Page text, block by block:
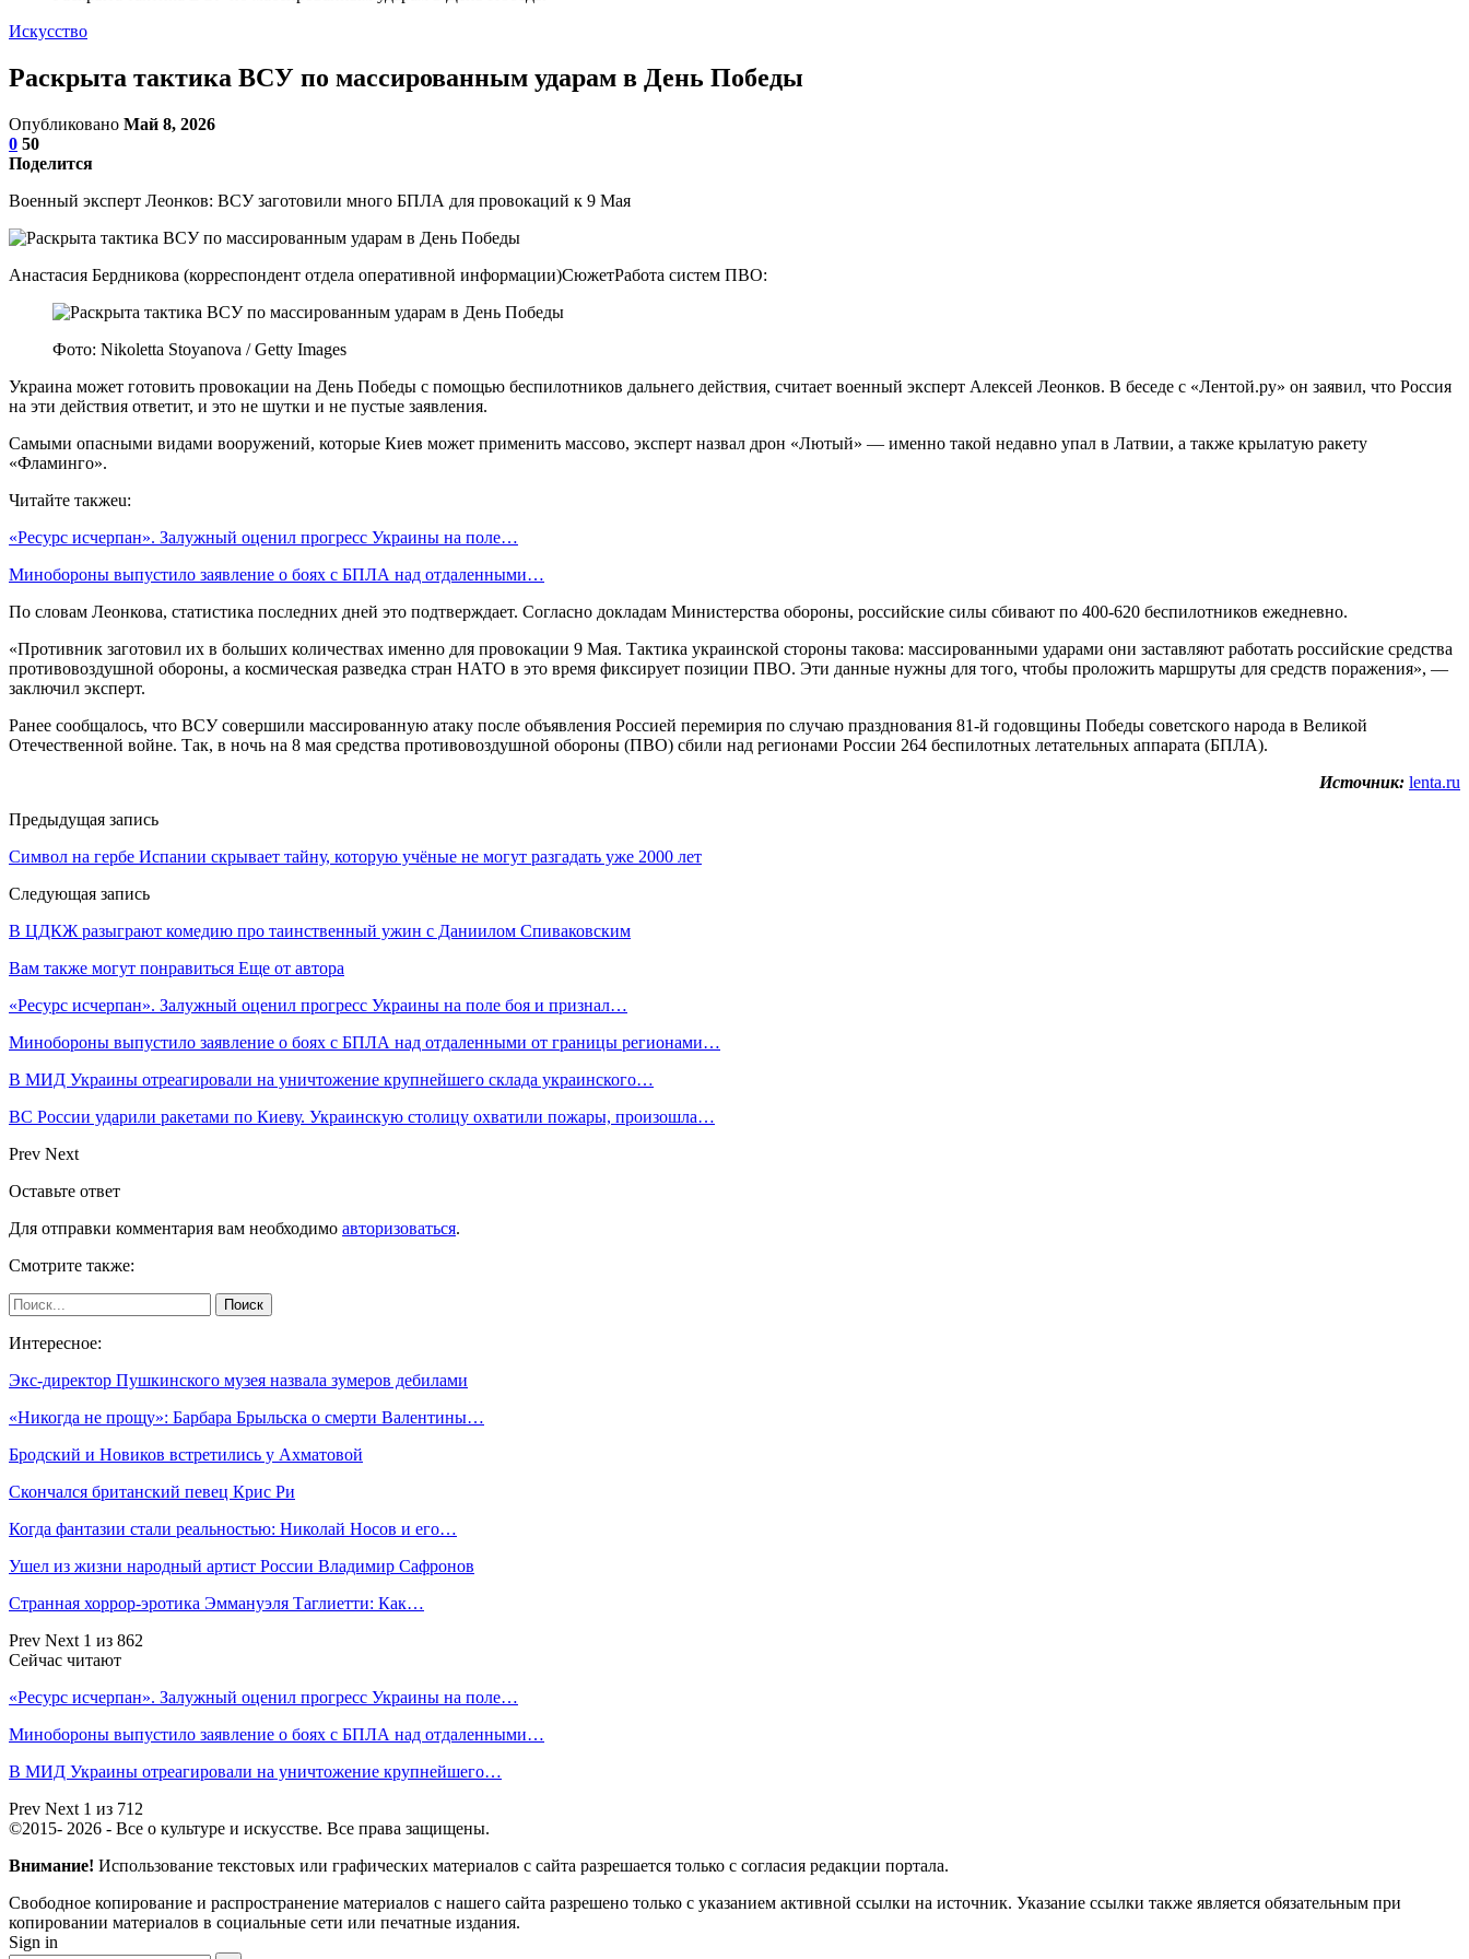
Искусство
Раскрыта тактика ВСУ по массированным ударам в День Победы
Опубликовано Май 8, 2026
0 50
Поделится
Военный эксперт Леонков: ВСУ заготовили много БПЛА для провокаций к 9 Мая
Анастасия Бердникова (корреспондент отдела оперативной информации)СюжетРабота систем ПВО:
Фото: Nikoletta Stoyanova / Getty Images
Украина может готовить провокации на День Победы с помощью беспилотников дальнего действия, считает военный эксперт Алексей Леонков. В беседе с «Лентой.ру» он заявил, что Россия
на эти действия ответит, и это не шутки и не пустые заявления.
Самыми опасными видами вооружений, которые Киев может применить массово, эксперт назвал дрон «Лютый» — именно такой недавно упал в Латвии, а также крылатую ракету
«Фламинго».
Читайте такжеu:
«Ресурс исчерпан». Залужный оценил прогресс Украины на поле…
Минобороны выпустило заявление о боях с БПЛА над отдаленными…
По словам Леонкова, статистика последних дней это подтверждает. Согласно докладам Министерства обороны, российские силы сбивают по 400-620 беспилотников ежедневно.
«Противник заготовил их в больших количествах именно для провокации 9 Мая. Тактика украинской стороны такова: массированными ударами они заставляют работать российские средства
противовоздушной обороны, а космическая разведка стран НАТО в это время фиксирует позиции ПВО. Эти данные нужны для того, чтобы проложить маршруты для средств поражения», —
заключил эксперт.
Ранее сообщалось, что ВСУ совершили массированную атаку после объявления Россией перемирия по случаю празднования 81-й годовщины Победы советского народа в Великой
Отечественной войне. Так, в ночь на 8 мая средства противовоздушной обороны (ПВО) сбили над регионами России 264 беспилотных летательных аппарата (БПЛА).
Источник: lenta.ru
Предыдущая запись
Символ на гербе Испании скрывает тайну, которую учёные не могут разгадать уже 2000 лет
Следующая запись
В ЦДКЖ разыграют комедию про таинственный ужин с Даниилом Спиваковским
Вам также могут понравиться Еще от автора
«Ресурс исчерпан». Залужный оценил прогресс Украины на поле боя и признал…
Минобороны выпустило заявление о боях с БПЛА над отдаленными от границы регионами…
В МИД Украины отреагировали на уничтожение крупнейшего склада украинского…
ВС России ударили ракетами по Киеву. Украинскую столицу охватили пожары, произошла…
Prev Next
Оставьте ответ
Для отправки комментария вам необходимо авторизоваться.
Смотрите также:
Интересное:
Экс-директор Пушкинского музея назвала зумеров дебилами
«Никогда не прощу»: Барбара Брыльска о смерти Валентины…
Бродский и Новиков встретились у Ахматовой
Скончался британский певец Крис Ри
Когда фантазии стали реальностью: Николай Носов и его…
Ушел из жизни народный артист России Владимир Сафронов
Странная хоррор-эротика Эммануэля Таглиетти: Как…
Prev Next 1 из 862
Сейчас читают
«Ресурс исчерпан». Залужный оценил прогресс Украины на поле…
Минобороны выпустило заявление о боях с БПЛА над отдаленными…
В МИД Украины отреагировали на уничтожение крупнейшего…
Prev Next 1 из 712
©2015- 2026 - Все о культуре и искусстве. Все права защищены.
Внимание! Использование текстовых или графических материалов с сайта разрешается только c согласия редакции портала.
Свободное копирование и распространение материалов с нашего сайта разрешено только с указанием активной ссылки на источник. Указание ссылки также является обязательным при
копировании материалов в социальные сети или печатные издания.
Sign in